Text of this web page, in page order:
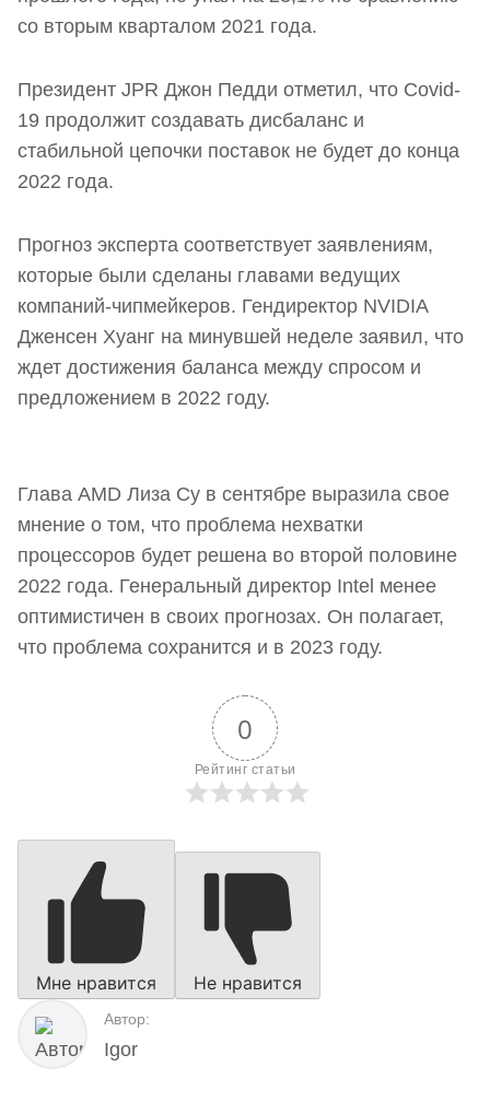
со вторым кварталом 2021 года.
Президент JPR Джон Педди отметил, что Covid-
19 продолжит создавать дисбаланс и
стабильной цепочки поставок не будет до конца
2022 года.
Прогноз эксперта соответствует заявлениям,
которые были сделаны главами ведущих
компаний-чипмейкеров. Гендиректор NVIDIA
Дженсен Хуанг на минувшей неделе заявил, что
ждет достижения баланса между спросом и
предложением в 2022 году.
Глава AMD Лиза Су в сентябре выразила свое
мнение о том, что проблема нехватки
процессоров будет решена во второй половине
2022 года. Генеральный директор Intel менее
оптимистичен в своих прогнозах. Он полагает,
что проблема сохранится и в 2023 году.
0
Рейтинг статьи
Мне нравится Не нравится
Автор:
Igor